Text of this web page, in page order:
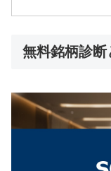
無料銘柄診断